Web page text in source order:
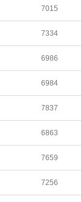
7015
7334
6986
6984
7837
6863
7659
7256